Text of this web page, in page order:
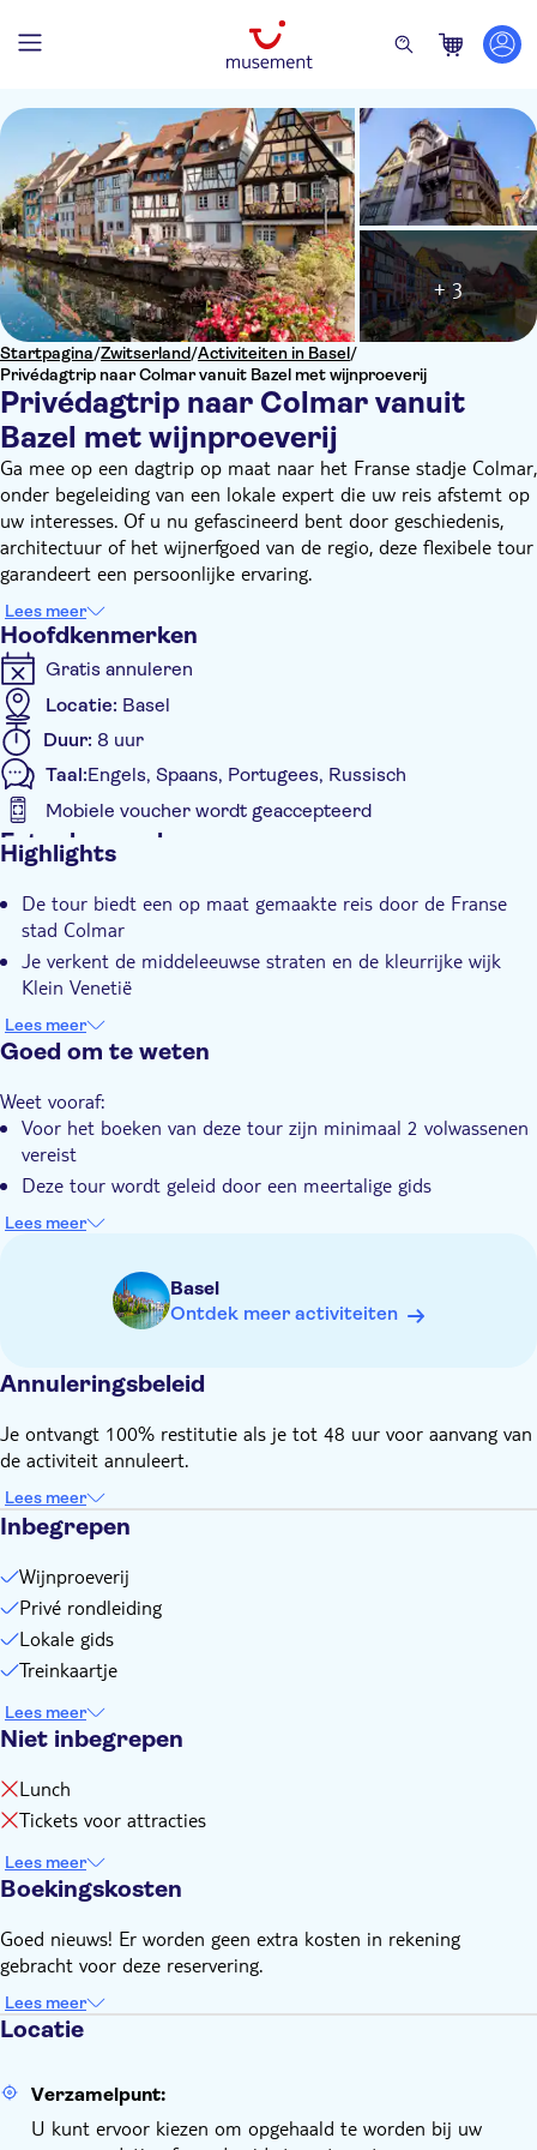
Startpagina/Zwitserland/Activiteiten in Basel/
Privédagtrip naar Colmar vanuit Bazel met wijnproeverij
Privédagtrip naar Colmar vanuit
Bazel met wijnproeverij
+ 3
Ga mee op een dagtrip op maat naar het Franse stadje Colmar,
onder begeleiding van een lokale expert die uw reis afstemt op
uw interesses. Of u nu gefascineerd bent door geschiedenis,
architectuur of het wijnerfgoed van de regio, deze flexibele tour
garandeert een persoonlijke ervaring.
U vertrekt per trein vanuit Bazel en bij aankomst op het
station van Colmar wordt u begroet door uw gids. De tour
voert u door de middeleeuwse straatjes van Colmar, waar u
bezienswaardigheden zoals de kleurrijke wijk Klein Venetië en
het Unterlinden Museum kunt bewonderen. Na deze
verkenning kunt u deelnemen aan een wijnproeverij bij een
lokale wijnboer. Hier proeft u enkele van de beste wijnen uit de
Elzas, waaronder variëteiten zoals Riesling en Gewürztraminer.
Mis deze kans niet om de schoonheid van Colmar te ontdekken
en te genieten van de wijnen van de Elzas tijdens een
privédagtocht.
Lees meer
Hoofdkenmerken
Gratis annuleren
Locatie: Basel
Duur: 8 uur
Taal:Engels, Spaans, Portugees, Russisch
Mobiele voucher wordt geaccepteerd
Extra kenmerken
Tour met gids
Privé groep
Diervriendelijk
Highlights
De tour biedt een op maat gemaakte reis door de Franse
stad Colmar
Je verkent de middeleeuwse straten en de kleurrijke wijk
Klein Venetië
Er is de mogelijkheid om deel te nemen aan een
wijnproeverij bij een lokale wijnmakerij
Bazel
Lees meer
Goed om te weten
Weet vooraf:
Voor het boeken van deze tour zijn minimaal 2 volwassenen
vereist
Deze tour wordt geleid door een meertalige gids
Deze tour gaat door onder alle weersomstandigheden, regen
Lees meer
Basel
Ontdek meer activiteiten
Annuleringsbeleid
Je ontvangt 100% restitutie als je tot 48 uur voor aanvang van
de activiteit annuleert.
Lees meer
Inbegrepen
Wijnproeverij
Privé rondleiding
Lokale gids
Treinkaartje
Lees meer
Niet inbegrepen
Lunch
Tickets voor attracties
Lees meer
Boekingskosten
Goed nieuws! Er worden geen extra kosten in rekening
gebracht voor deze reservering.
Lees meer
Locatie
Verzamelpunt:
U kunt ervoor kiezen om opgehaald te worden bij uw